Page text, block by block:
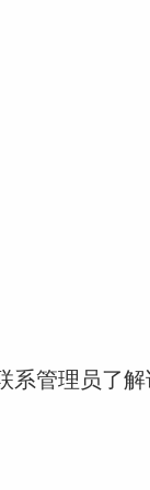
系管理员了